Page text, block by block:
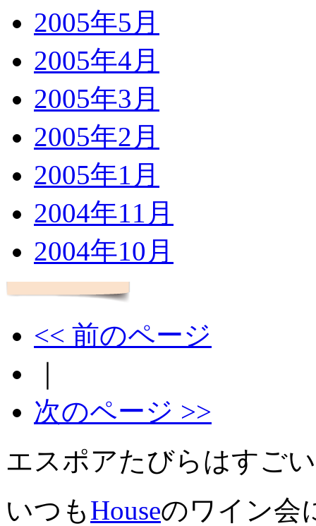
2005年5月
2005年4月
2005年3月
2005年2月
2005年1月
2004年11月
2004年10月
<< 前のページ
次のページ >>
エスポアたびらはすご
いつもHouseのワイン会